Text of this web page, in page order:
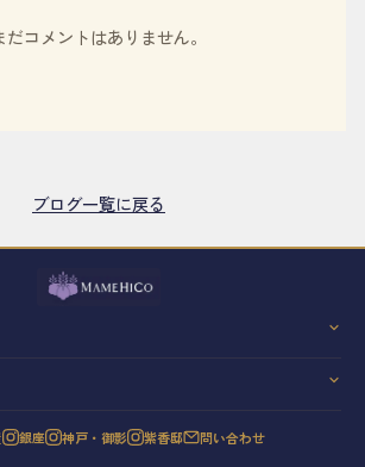
だコメントはありません。
ブログ一覧に戻る
神戸・御影
代表挨拶
銀座 神戸・御影 紫香邸 問い合わせ